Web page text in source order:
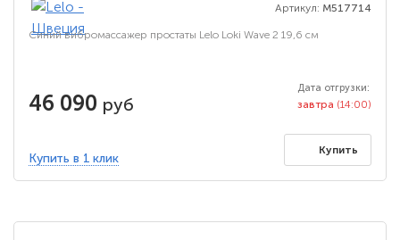
Артикул: M517714
Синий вибромассажер простаты Lelo Loki Wave 2 19,6 см
46 090 руб
Дата отгрузки:
завтра (14:00)
Купить в 1 клик
Купить